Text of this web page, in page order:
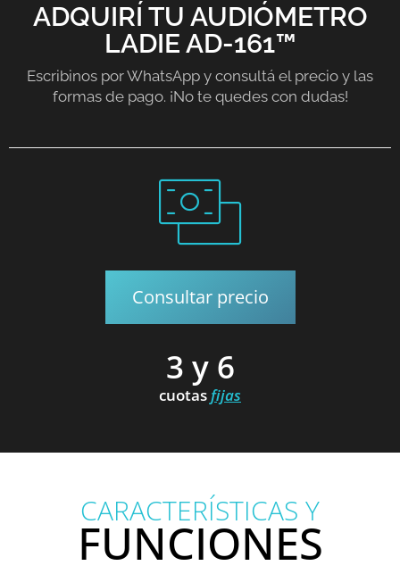
Consultar precio
3 y 6
cuotasfijas
ADQUIRÍ TU AUDIÓMETRO
LADIE AD-161™
Escribinos por WhatsApp y consultá el precio y las
formas de pago. ¡No te quedes con dudas!
CARACTERÍSTICAS Y
FUNCIONES